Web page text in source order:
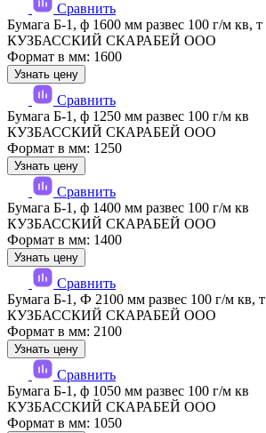
Сравнить
Бумага Б-1, ф 1600 мм развес 100 г/м кв, т
КУЗБАССКИЙ СКАРАБЕЙ ООО
Формат в мм: 1600
Узнать цену
Сравнить
Бумага Б-1, ф 1250 мм развес 100 г/м кв
КУЗБАССКИЙ СКАРАБЕЙ ООО
Формат в мм: 1250
Узнать цену
Сравнить
Бумага Б-1, ф 1400 мм развес 100 г/м кв
КУЗБАССКИЙ СКАРАБЕЙ ООО
Формат в мм: 1400
Узнать цену
Сравнить
Бумага Б-1, Ф 2100 мм развес 100 г/м кв, т
КУЗБАССКИЙ СКАРАБЕЙ ООО
Формат в мм: 2100
Узнать цену
Сравнить
Бумага Б-1, ф 1050 мм развес 100 г/м кв
КУЗБАССКИЙ СКАРАБЕЙ ООО
Формат в мм: 1050